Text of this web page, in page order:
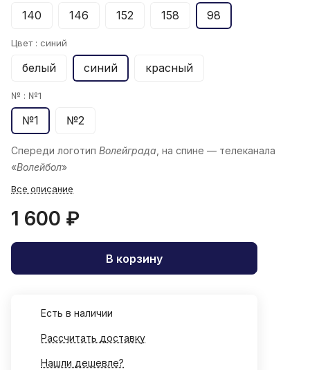
140 146 152 158 98
Цвет : синий
белый синий красный
№ : №1
№1 №2
Спереди логотип Волейграда, на спине — телеканала
«Волейбол»
Все описание
1 600 ₽
В корзину
Есть в наличии
Рассчитать доставку
Нашли дешевле?